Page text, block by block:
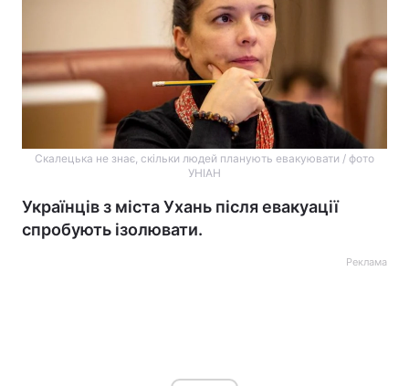
Скалецька не знає, скільки людей планують евакуювати / фото
УНІАН
Українців з міста Ухань після евакуації
спробують ізолювати.
Реклама